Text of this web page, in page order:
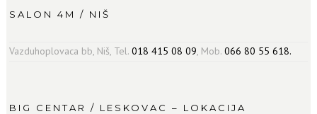
SALON 4M / NIŠ
Vazduhoplovaca bb, Niš, Tel.018 415 08 09 , Mob.066 80 55 618.
BIG CENTAR / LESKOVAC – LOKACIJA